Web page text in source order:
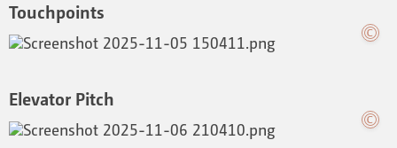
Touchpoints
Elevator Pitch